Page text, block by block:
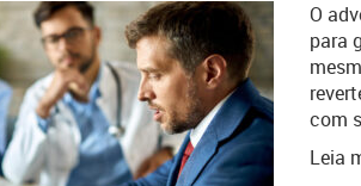
O
para
com
Leia